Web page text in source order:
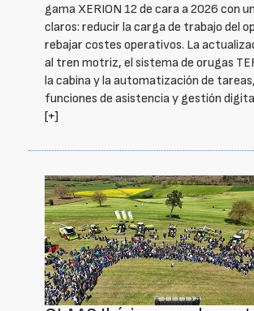
gama XERION 12 de cara a 2026 con
claros: reducir la carga de trabajo del
rebajar costes operativos. La
al tren motriz, el sistema de orugas
la cabina y la automatización de
funciones de asistencia y gestión
[+]